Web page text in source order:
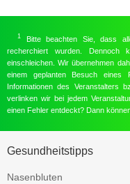
1 Bitte beachten Sie, dass
recherchiert wurden. Dennoch
einschleichen. Wir übernehmen
einem geplanten Besuch eines
Informationen des Veranstalters
verlinken wir bei jedem
einen Fehler entdeckt? Dann
Gesundheitstipps
Nasenbluten